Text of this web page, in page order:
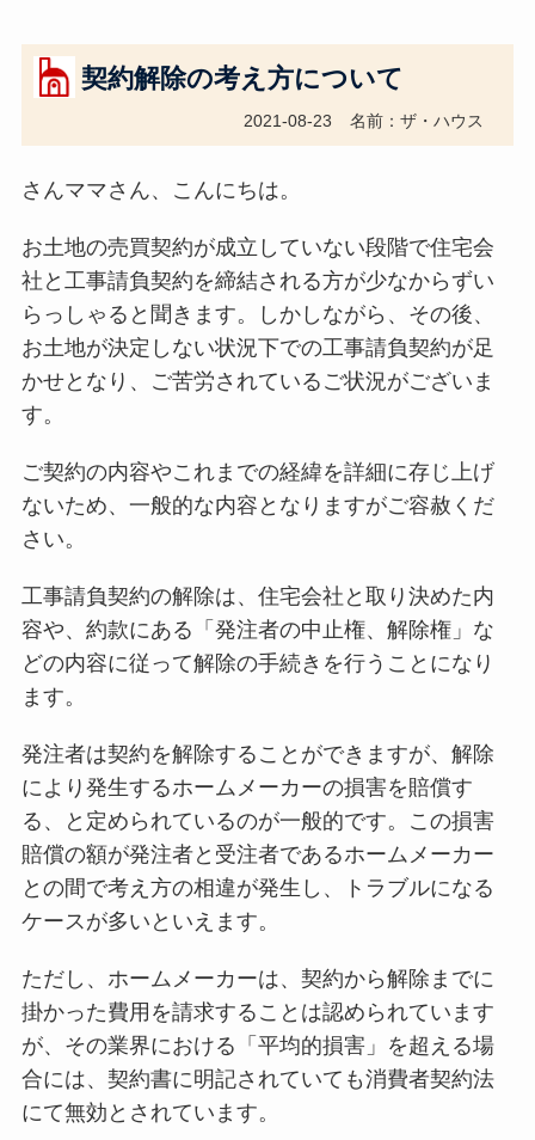
契約解除の考え方について
2021-08-23 名前：ザ・ハウス
さんママさん、こんにちは。
お土地の売買契約が成立していない段階で住宅会
社と工事請負契約を締結される方が少なからずい
らっしゃると聞きます。しかしながら、その後、
お土地が決定しない状況下での工事請負契約が足
かせとなり、ご苦労されているご状況がございま
す。
ご契約の内容やこれまでの経緯を詳細に存じ上げ
ないため、一般的な内容となりますがご容赦くだ
さい。
工事請負契約の解除は、住宅会社と取り決めた内
容や、約款にある「発注者の中止権、解除権」な
どの内容に従って解除の手続きを行うことになり
ます。
発注者は契約を解除することができますが、解除
により発生するホームメーカーの損害を賠償す
る、と定められているのが一般的です。この損害
賠償の額が発注者と受注者であるホームメーカー
との間で考え方の相違が発生し、トラブルになる
ケースが多いといえます。
ただし、ホームメーカーは、契約から解除までに
掛かった費用を請求することは認められています
が、その業界における「平均的損害」を超える場
合には、契約書に明記されていても消費者契約法
にて無効とされています。